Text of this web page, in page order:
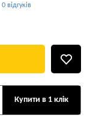
0 відгуків
Купити в 1 клік